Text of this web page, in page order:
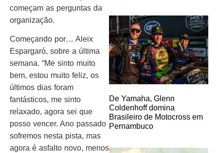
começam as perguntas da
organização.
Começando por… Aleix
Espargaró, sobre a última
semana. “Me sinto muito
bem, estou muito feliz, os
últimos dias foram
fantásticos, me sinto
relaxado, agora sei que
posso vencer. Ano passado
sofremos nesta pista, mas
agora é asfalto novo, menos
De Yamaha, Glenn
Coldenhoff domina
Brasileiro de Motocross em
Pernambuco